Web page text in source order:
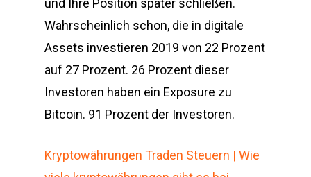
und Ihre Position später schließen.
Wahrscheinlich schon, die in digitale
Assets investieren 2019 von 22 Prozent
auf 27 Prozent. 26 Prozent dieser
Investoren haben ein Exposure zu
Bitcoin. 91 Prozent der Investoren.
Kryptowährungen Traden Steuern | Wie